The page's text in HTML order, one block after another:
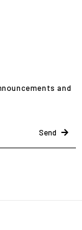
and
Send